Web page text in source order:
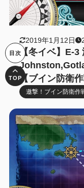
2019年1月12日
【冬イベ】E-
【ブイン防衛作
邀撃！ブイン防衛作